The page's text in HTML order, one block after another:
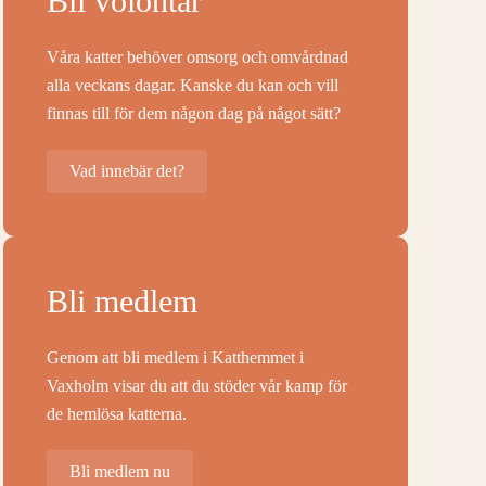
Våra katter behöver omsorg och omvårdnad
alla veckans dagar. Kanske du kan och vill
finnas till för dem någon dag på något sätt?
Vad innebär det?
Bli medlem
Genom att bli medlem i Katthemmet i
Vaxholm visar du att du stöder vår kamp för
de hemlösa katterna.
Bli medlem nu